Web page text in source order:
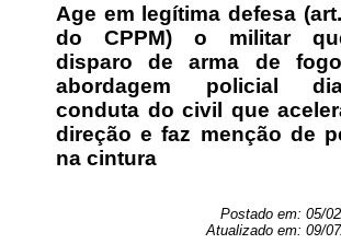
Age em legítima defesa
do CPPM) o militar
disparo de arma de
abordagem policial
conduta do civil que
direção e faz menção de
na cintura
Postado em: 05/
Atualizado em: 09/